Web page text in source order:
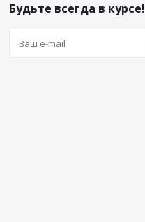
Будьте всегда в курсе!